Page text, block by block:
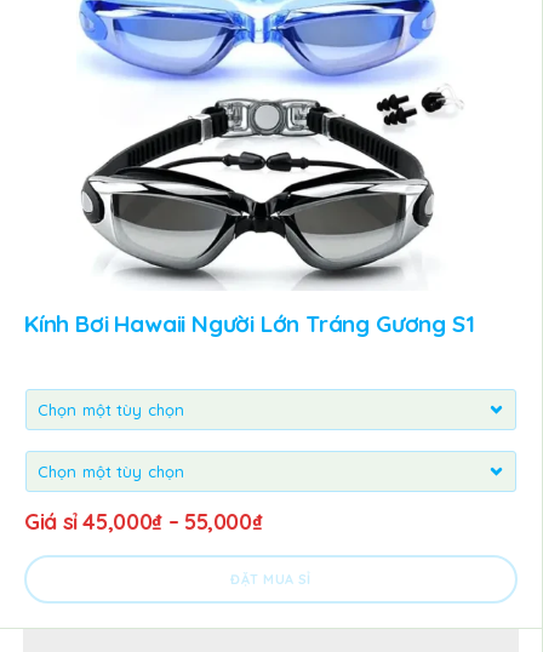
Kính Bơi Hawaii Người Lớn Tráng Gương S1
Giá sỉ 45,000₫– 55,000₫
ĐẶT MUA SỈ